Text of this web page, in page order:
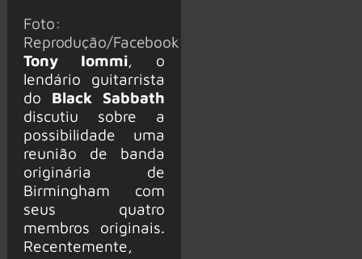
Foto:
Reprodução/Facebook
Tony Iommi, o
lendário guitarrista
do Black Sabbath
discutiu sobre a
possibilidade uma
reunião de banda
originária de
Birmingham com
seus quatro
membros originais.
Recentemente,